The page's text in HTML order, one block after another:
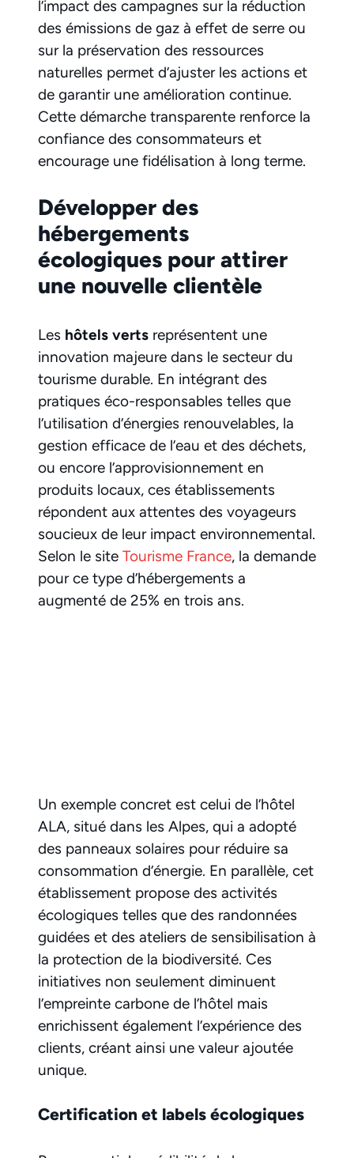
l’impact des campagnes sur la réduction
des émissions de gaz à effet de serre ou
sur la préservation des ressources
naturelles permet d’ajuster les actions et
de garantir une amélioration continue.
Cette démarche transparente renforce la
confiance des consommateurs et
encourage une fidélisation à long terme.
Développer des
hébergements
écologiques pour attirer
une nouvelle clientèle
Les hôtels verts représentent une
innovation majeure dans le secteur du
tourisme durable. En intégrant des
pratiques éco-responsables telles que
l’utilisation d’énergies renouvelables, la
gestion efficace de l’eau et des déchets,
ou encore l’approvisionnement en
produits locaux, ces établissements
répondent aux attentes des voyageurs
soucieux de leur impact environnemental.
Selon le site Tourisme France, la demande
pour ce type d’hébergements a
augmenté de 25% en trois ans.
Un exemple concret est celui de l’hôtel
ALA, situé dans les Alpes, qui a adopté
des panneaux solaires pour réduire sa
consommation d’énergie. En parallèle, cet
établissement propose des activités
écologiques telles que des randonnées
guidées et des ateliers de sensibilisation à
la protection de la biodiversité. Ces
initiatives non seulement diminuent
l’empreinte carbone de l’hôtel mais
enrichissent également l’expérience des
clients, créant ainsi une valeur ajoutée
unique.
Certification et labels écologiques